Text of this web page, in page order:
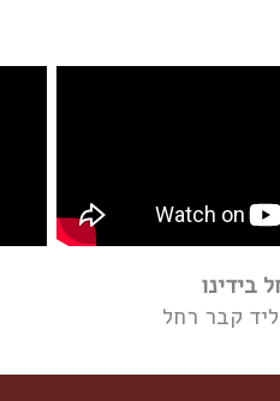
בידינו
קבר רחל